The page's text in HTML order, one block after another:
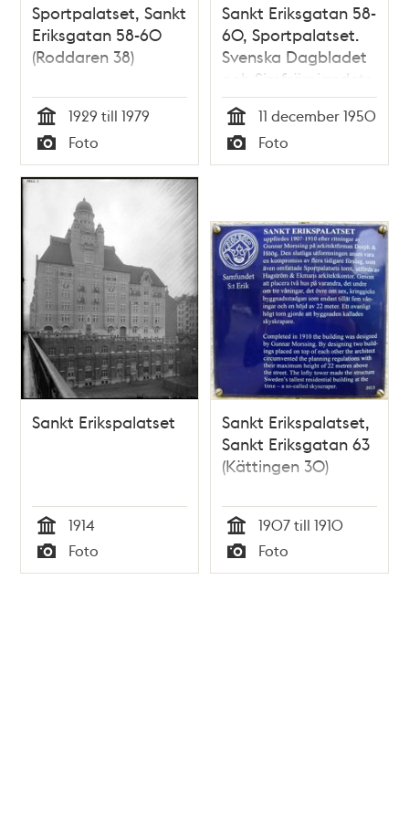
Sportpalatset, Sankt
Eriksgatan 58-60
(Roddaren 38)
Tid
1929 till 1979
Typ
Foto
Sankt Eriksgatan 58-
60, Sportpalatset.
Svenska Dagbladet
och Simfrämjandets
promotion, på
bilden ses Ulla
Sundsten tacka
promotorn,
eklövskransen
Tid
11 december 1950
Typ
Foto
Sankt Erikspalatset
Tid
1914
Typ
Foto
Sankt Erikspalatset,
Sankt Eriksgatan 63
(Kättingen 30)
Tid
1907 till 1910
Typ
Foto